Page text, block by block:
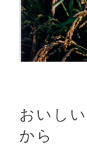
おいし
から